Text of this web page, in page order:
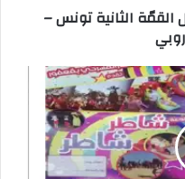
الثانية تونس –